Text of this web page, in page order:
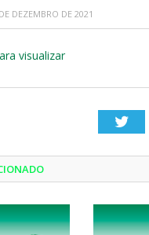
DEZEMBRO DE 2021
visualizar